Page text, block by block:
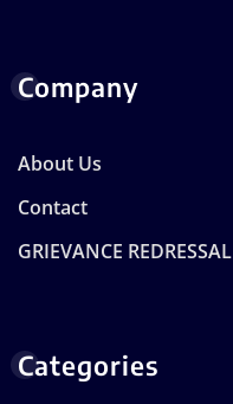
Company
About Us
Contact
GRIEVANCE REDRESSAL
Categories